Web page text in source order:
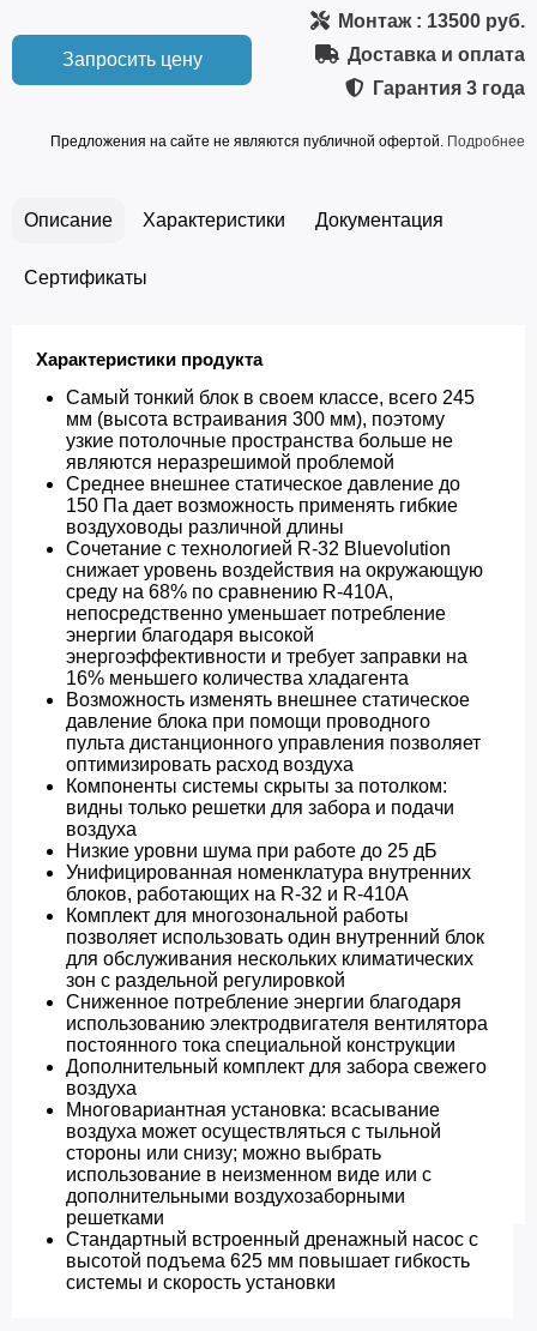
Запросить цену
Монтаж: 13500 руб.
Доставка и оплата
Гарантия 3 года
Предложения на сайте не являются публичной офертой. Подробнее
Описание Характеристики Документация
Сертификаты
Характеристики продукта
Самый тонкий блок в своем классе, всего 245
мм (высота встраивания 300 мм), поэтому
узкие потолочные пространства больше не
являются неразрешимой проблемой
Среднее внешнее статическое давление до
150 Па дает возможность применять гибкие
воздуховоды различной длины
Сочетание с технологией R-32 Bluevolution
снижает уровень воздействия на окружающую
среду на 68% по сравнению R-410A,
непосредственно уменьшает потребление
энергии благодаря высокой
энергоэффективности и требует заправки на
16% меньшего количества хладагента
Возможность изменять внешнее статическое
давление блока при помощи проводного
пульта дистанционного управления позволяет
оптимизировать расход воздуха
Компоненты системы скрыты за потолком:
видны только решетки для забора и подачи
воздуха
Низкие уровни шума при работе до 25 дБ
Унифицированная номенклатура внутренних
блоков, работающих на R-32 и R-410A
Комплект для многозональной работы
позволяет использовать один внутренний блок
для обслуживания нескольких климатических
зон с раздельной регулировкой
Сниженное потребление энергии благодаря
использованию электродвигателя вентилятора
постоянного тока специальной конструкции
Дополнительный комплект для забора свежего
воздуха
Многовариантная установка: всасывание
воздуха может осуществляться с тыльной
стороны или снизу; можно выбрать
использование в неизменном виде или с
дополнительными воздухозаборными
решетками
Стандартный встроенный дренажный насос с
высотой подъема 625 мм повышает гибкость
системы и скорость установки